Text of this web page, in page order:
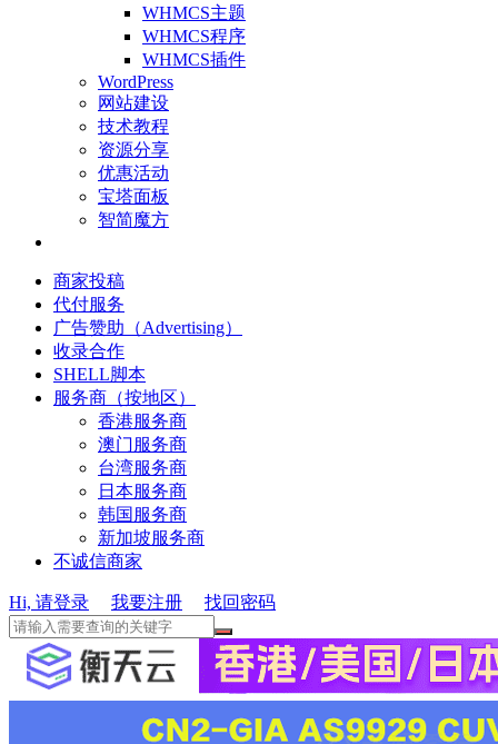
WHMCS主题
WHMCS程序
WHMCS插件
WordPress
网站建设
技术教程
资源分享
优惠活动
宝塔面板
智简魔方
商家投稿
代付服务
广告赞助（Advertising）
收录合作
SHELL脚本
服务商（按地区）
香港服务商
澳门服务商
台湾服务商
日本服务商
韩国服务商
新加坡服务商
不诚信商家
Hi, 请登录 我要注册 找回密码